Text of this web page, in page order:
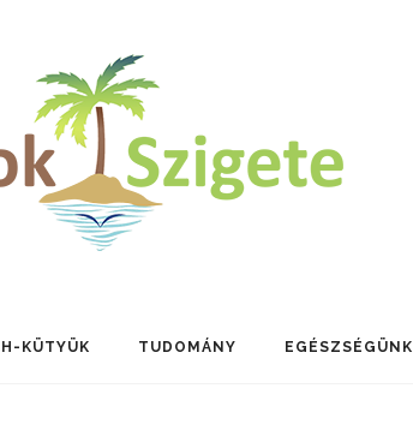
KÜTYÜK TUDOMÁNY EGÉSZSÉGÜNK